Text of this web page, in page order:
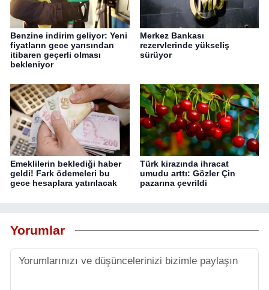
Benzine indirim geliyor: Yeni
fiyatların gece yarısından
itibaren geçerli olması
bekleniyor
Merkez Bankası
rezervlerinde yükseliş
sürüyor
Emeklilerin beklediği haber
geldi! Fark ödemeleri bu
gece hesaplara yatırılacak
Türk kirazında ihracat
umudu arttı: Gözler Çin
pazarına çevrildi
Yorumlar